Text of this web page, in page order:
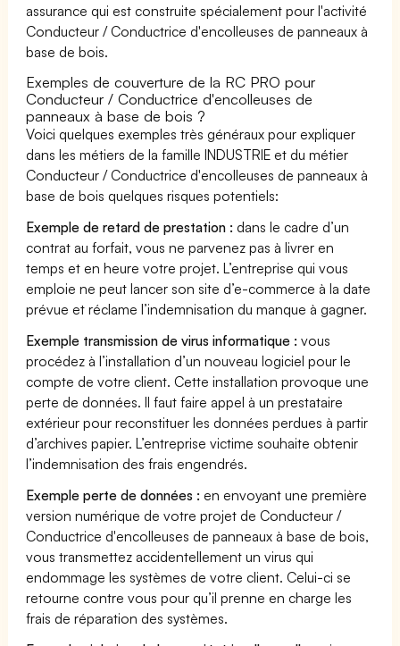
assurance qui est construite spécialement pour l'activité
Conducteur / Conductrice d'encolleuses de panneaux à
base de bois.
Exemples de couverture de la RC PRO pour
Conducteur / Conductrice d'encolleuses de
panneaux à base de bois ?
Voici quelques exemples très généraux pour expliquer
dans les métiers de la famille INDUSTRIE et du métier
Conducteur / Conductrice d'encolleuses de panneaux à
base de bois quelques risques potentiels:
Exemple de retard de prestation : dans le cadre d’un
contrat au forfait, vous ne parvenez pas à livrer en
temps et en heure votre projet. L’entreprise qui vous
emploie ne peut lancer son site d’e-commerce à la date
prévue et réclame l’indemnisation du manque à gagner.
Exemple transmission de virus informatique : vous
procédez à l’installation d’un nouveau logiciel pour le
compte de votre client. Cette installation provoque une
perte de données. Il faut faire appel à un prestataire
extérieur pour reconstituer les données perdues à partir
d’archives papier. L’entreprise victime souhaite obtenir
l’indemnisation des frais engendrés.
Exemple perte de données : en envoyant une première
version numérique de votre projet de Conducteur /
Conductrice d'encolleuses de panneaux à base de bois,
vous transmettez accidentellement un virus qui
endommage les systèmes de votre client. Celui-ci se
retourne contre vous pour qu’il prenne en charge les
frais de réparation des systèmes.